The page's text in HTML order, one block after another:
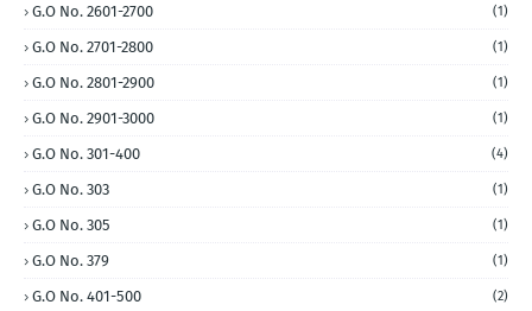
G.O No. 2601-2700 (1)
G.O No. 2701-2800 (1)
G.O No. 2801-2900 (1)
G.O No. 2901-3000 (1)
G.O No. 301-400 (4)
G.O No. 303 (1)
G.O No. 305 (1)
G.O No. 379 (1)
G.O No. 401-500 (2)